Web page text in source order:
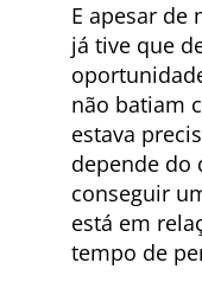
E apesar de
já tive que
não batiam
estava
depende do
conseguir
está em
tempo de